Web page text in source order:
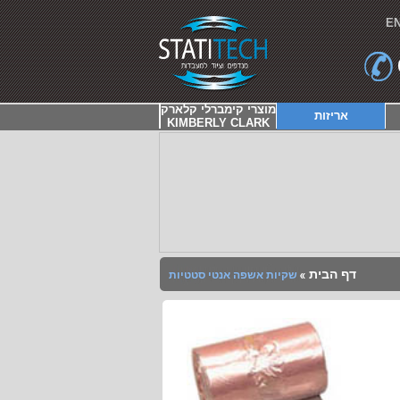
אריזות
מוצרי קימברלי קלארק
KIMBERLY CLARK
דף הבית שקיות אשפה אנטי סטטיות